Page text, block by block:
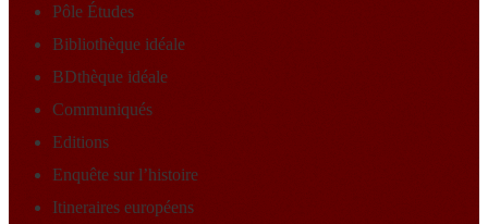
Pôle Études
Bibliothèque idéale
BDthèque idéale
Communiqués
Editions
Enquête sur l’histoire
Itineraires européens